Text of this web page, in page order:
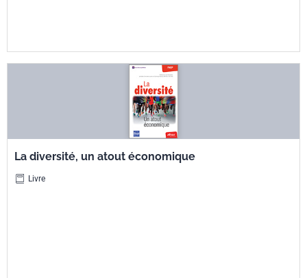
La diversité, un atout économique
Livre